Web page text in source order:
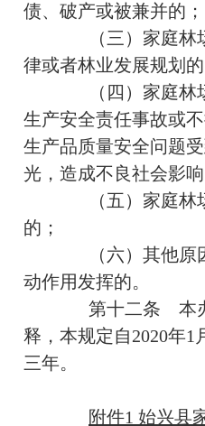
债、破产或被兼并的；
（三）家庭
律或者林业发展规划的
（四）家庭林
生产安全责任事故或
生产品质量安全问题
光，造成不良社会影响
（五）家庭
的；
（六）其他
动作用发挥的。
第十二条
本
释，本规定自2020年1
三年。
附件1 始兴县